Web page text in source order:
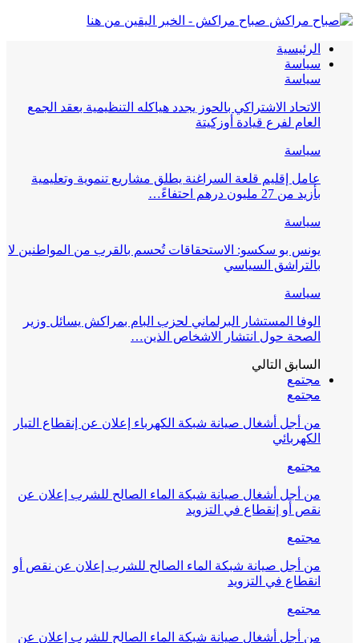
صباح مراكش - الخبر اليقين من هنا
الرئيسية
سياسة
سياسة
الاتحاد الاشتراكي بالحوز يجدد هياكله التنظيمية بعقد الجمع
العام لفرع قيادة أوزكيتة
سياسة
عامل إقليم قلعة السراغنة يطلق مشاريع تنموية وتعليمية
بأزيد من 27 مليون درهم احتفاءً…
سياسة
يونس بو سكسو: الاستحقاقات تُحسم بالقرب من المواطنين لا
بالتراشق السياسي
سياسة
الوفا المستشار البرلماني لحزب البام بمراكش يسائل وزير
الصحة حول انتشار الاشخاص الذين…
السابق التالي
مجتمع
مجتمع
من أجل أشغال صيانة شبكة الكهرباء إعلان عن إنقطاع التيار
الكهربائي
مجتمع
من أجل أشغال صيانة شبكة الماء الصالح للشرب إعلان عن
نقص أو إنقطاع في التزويد
مجتمع
من أجل صيانة شبكة الماء الصالح للشرب إعلان عن نقص أو
انقطاع في التزويد
مجتمع
من أجل أشغال صيانة شبكة الماء الصالح للشرب إعلان عن